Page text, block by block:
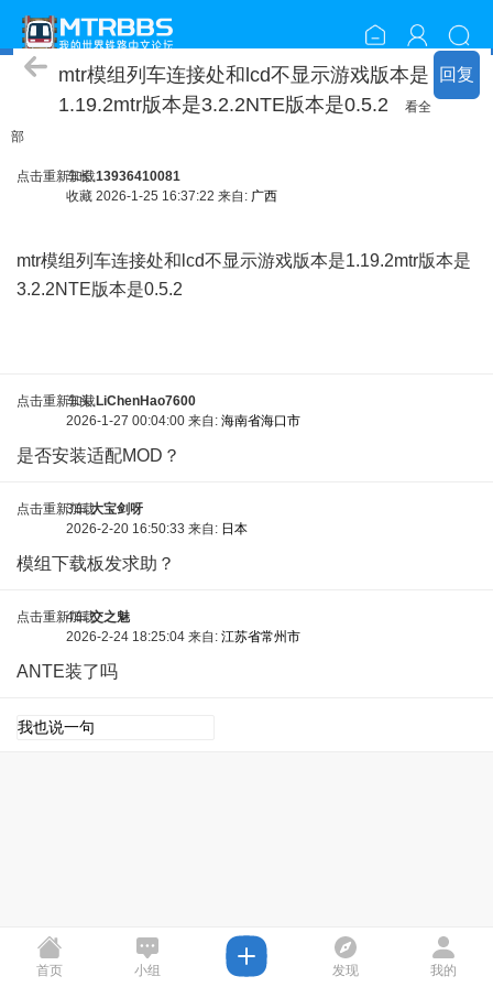
回复
模组下载
mtr模组列车连接处和lcd不显示游戏版本是
1.19.2mtr版本是3.2.2NTE版本是0.5.2
看全
部
点击重新加载
车长 13936410081
收藏 2026-1-25 16:37:22 来自: 广西
mtr模组列车连接处和lcd不显示游戏版本是1.19.2mtr版本是
3.2.2NTE版本是0.5.2
点击重新加载
车头 LiChenHao7600
2026-1-27 00:04:00 来自: 海南省海口市
是否安装适配MOD？
点击重新加载
3车 大宝剑呀
2026-2-20 16:50:33 来自: 日本
模组下载板发求助？
点击重新加载
4车 交之魅
2026-2-24 18:25:04 来自: 江苏省常州市
ANTE装了吗
点击重新加载
首页 小组 发现 我的